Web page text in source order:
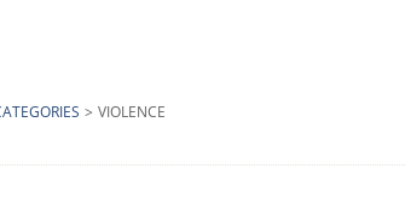
> VIOLENCE